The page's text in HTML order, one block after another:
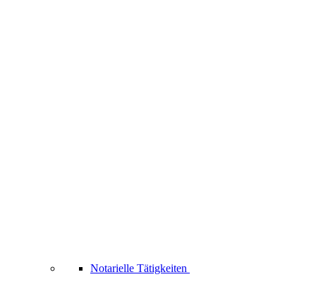
Notarielle Tätigkeiten